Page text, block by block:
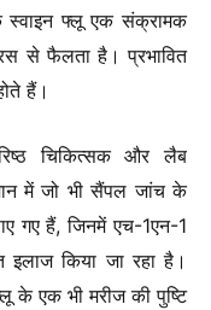
फ्लू एक संक्रामक
से फैलता है। प्रभावित
हैं।
चिकित्सक और लैब
में जो भी सैंपल जांच के
गए हैं, जिनमें एच-1एन-1
किया जा रहा है।
के एक भी मरीज की पुष्टि